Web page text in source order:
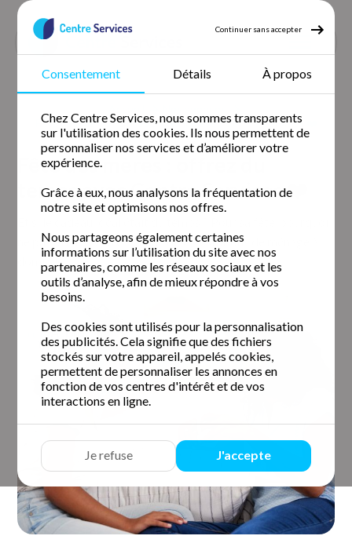
Continuer sans accepter
Consentement Détails À propos
Chez Centre Services, nous sommes transparents
sur l'utilisation des cookies. Ils nous permettent de
personnaliser nos services et d’améliorer votre
expérience.
Grâce à eux, nous analysons la fréquentation de
notre site et optimisons nos offres.
Nous partageons également certaines
informations sur l’utilisation du site avec nos
partenaires, comme les réseaux sociaux et les
outils d’analyse, afin de mieux répondre à vos
besoins.
Des cookies sont utilisés pour la personnalisation
des publicités. Cela signifie que des fichiers
stockés sur votre appareil, appelés cookies,
permettent de personnaliser les annonces en
fonction de vos centres d'intérêt et de vos
interactions en ligne.
Je refuse J'accepte
Fête des mères : offrez du temps avec Centre Services ❤️
Fête des mères : offrez du
temps avec Centre Services ❤️
ne pas offrir à votre maman des prestations de ménage à
domicile ?